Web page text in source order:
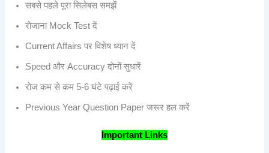
सबसे पहले पूरा सिलेबस समझें
रोजाना Mock Test दें
Current Affairs पर विशेष ध्यान दें
Speed और Accuracy दोनों सुधारें
रोज कम से कम 5-6 घंटे पढ़ाई करें
Previous Year Question Paper जरूर हल करें
Important Links